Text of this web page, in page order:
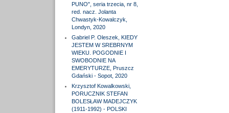
PUNO", seria trzecia, nr 8,
red. nacz. Jolanta
Chwastyk-Kowalczyk,
Londyn, 2020
Gabriel P. Oleszek, KIEDY
JESTEM W SREBRNYM
WIEKU. POGODNIE I
SWOBODNIE NA
EMERYTURZE, Pruszcz
Gdański - Sopot, 2020
Krzysztof Kowalkowski,
PORUCZNIK STEFAN
BOLESŁAW MADEJCZYK
(1911-1992) - POLSKI